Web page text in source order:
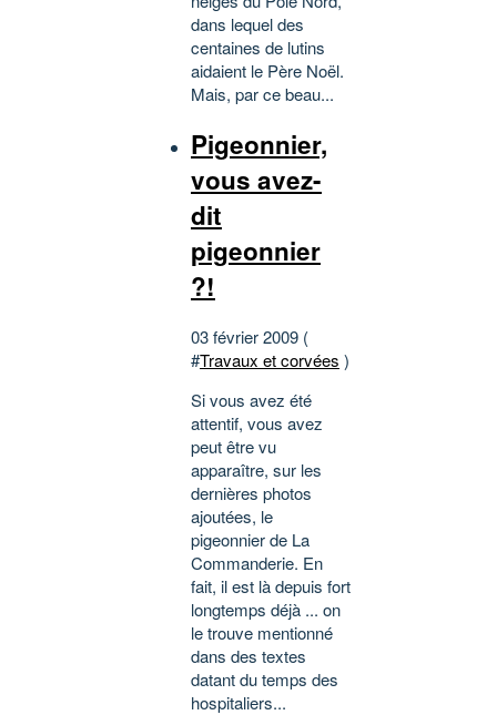
dans lequel des
centaines de lutins
aidaient le Père Noël.
Mais, par ce beau...
Pigeonnier,
vous avez-
dit
pigeonnier
?!
03 février 2009 (
#Travaux et corvées )
Si vous avez été
attentif, vous avez
peut être vu
apparaître, sur les
dernières photos
ajoutées, le
pigeonnier de La
Commanderie. En
fait, il est là depuis fort
longtemps déjà ... on
le trouve mentionné
dans des textes
datant du temps des
hospitaliers...